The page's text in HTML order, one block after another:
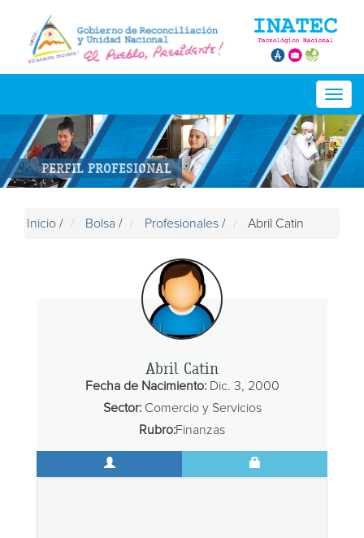
PERFIL PROFESIONAL
Inicio / Bolsa / Profesionales / Abril Catin
Abril Catin
Fecha de Nacimiento:Dic. 3, 2000
Sector:Comercio y Servicios
Rubro:Finanzas